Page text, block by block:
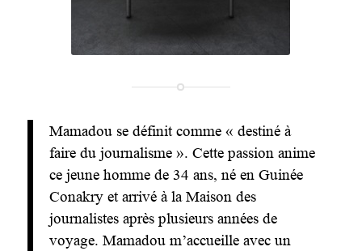
Mamadou se définit comme « destiné à
faire du journalisme ». Cette passion anime
ce jeune homme de 34 ans, né en Guinée
Conakry et arrivé à la Maison des
journalistes après plusieurs années de
voyage. Mamadou m’accueille avec un